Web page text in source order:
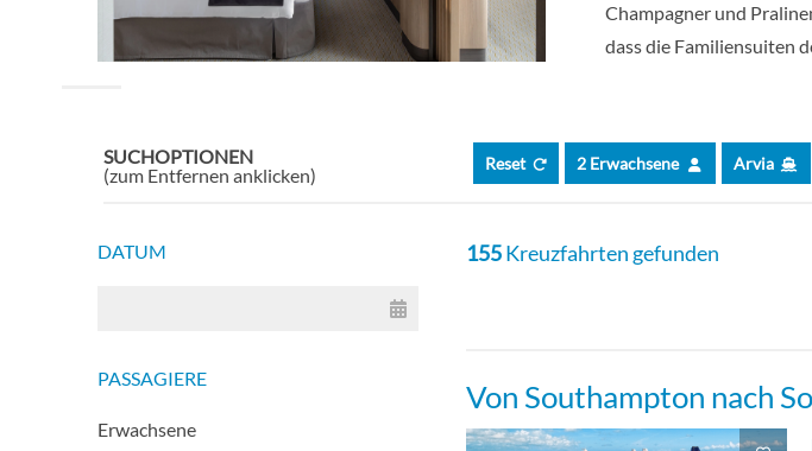
Deluxe Balkonkabine mit Sofa-[EE]
Deluxe Balkonkabine mit Sofa-[EZ]
Standard Balkonkabine mit Sofa-[GD]
Champagner und
dass die Familiensuiten
SUCHOPTIONEN
(zum Entfernen anklicken)
Reset 2 Erwachsene Arvia
DATUM
PASSAGIERE
Erwachsene
155Kreuzfahrten gefunden
Von Southampton nach